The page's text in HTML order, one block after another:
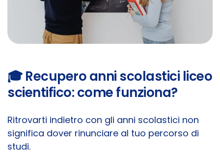
🎓 Recupero anni scolastici liceo
scientifico: come funziona?
Ritrovarti indietro con gli anni scolastici non
significa dover rinunciare al tuo percorso di
studi.